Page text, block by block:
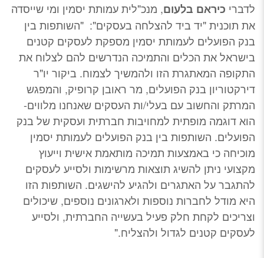
לדברי כיראם בלעום, מנכ"לית עמותת יסמין ומי שייסדה
את תוכנית "יד ביד להצלחה בעסקים": "השותפות בין
בנק הפועלים לעמותת יסמין מספקת לעסקים קטנים
בישראל את הכלים והתמיכה הנדרשים להם לצלוח את
התקופה המאתגרת הזו ולהמשיך לצמוח. ביקור יו"ר
דירקטוריון בנק הפועלים, מר ראובן קרופיק, והמפגש
המרתק והחשוב עם בעלי/ות העסקים שאנחנו מלווים-
הוא דוגמה מופתית למחויבות חברתית ועסקית של בנק
הפועלים. השותפות בין בנק הפועלים לעמותת יסמין
מוכיחה כי באמצעות תמיכה מותאמת אישית וייעוץ
מקצועי ניתן להשיג תוצאות מרשימות ולסייע לעסקים
להתגבר על האתגרים ולהגיע להישגים. השותפות הזו
היא מודל לחברות נוספות ולארגונים נוספים, שיכולים
וצריכים לקחת חלק פעיל בעשייה החברתית, ולסייע
לעסקים קטנים לגדול ולהצליח."